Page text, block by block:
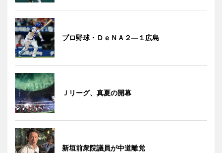
プロ野球・ＤｅＮＡ２―１広島
Ｊリーグ、真夏の開幕
新垣前衆院議員が中道離党